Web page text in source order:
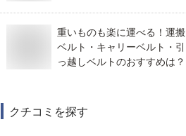
重いものも楽に運べる！運搬
ベルト・キャリーベルト・引
っ越しベルトのおすすめは？
クチコミを探す